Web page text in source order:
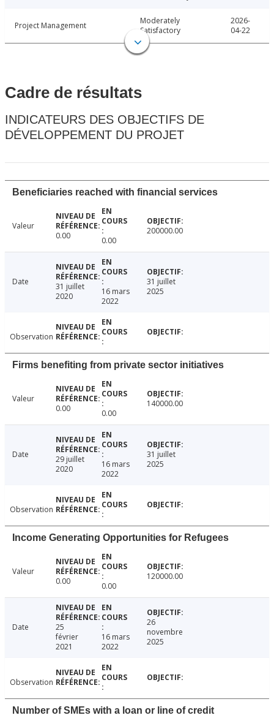
Project Management
Moderately
Satisfactory
2026-
04-22
Cadre de résultats
INDICATEURS DES OBJECTIFS DE
DÉVELOPPEMENT DU PROJET
Beneficiaries reached with financial services
Valeur
0.00
0.00
200000.00
Date
31 juillet
2020
16 mars
2022
31 juillet
2025
Observation
Firms benefiting from private sector initiatives
Valeur
0.00
0.00
140000.00
Date
29 juillet
2020
16 mars
2022
31 juillet
2025
Observation
Income Generating Opportunities for Refugees
Valeur
0.00
0.00
120000.00
Date
25
février
2021
16 mars
2022
26
novembre
2025
Observation
Number of SMEs with a loan or line of credit